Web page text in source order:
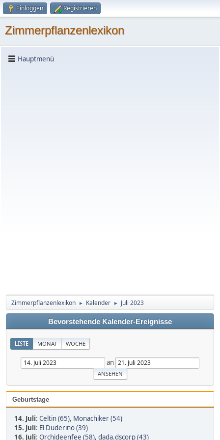
Einloggen Registrieren
Zimmerpflanzenlexikon
Hauptmenü
Zimmerpflanzenlexikon ► Kalender ► Juli 2023
Bevorstehende Kalender-Ereignisse
LISTE MONAT WOCHE
an
Geburtstage
14. Juli: Celtin (65), Monachiker (54)
15. Juli: El Duderino (39)
16. Juli: Orchideenfee (58), dada.dscorp (43)